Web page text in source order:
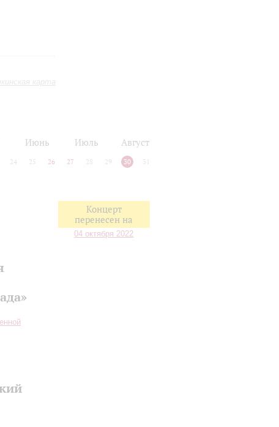
карта
Июнь Июль Август
24 25 26 27 28 29 30 31
Концерт
перенесен на
04 октября 2022